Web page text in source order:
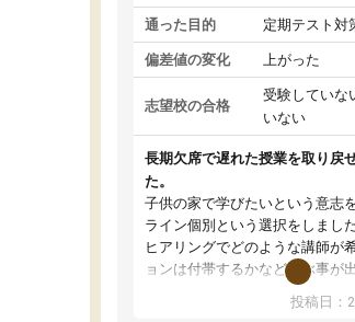
通った目的 定期テスト対
偏差値の変化 上がった
志望校の合格
受験していな
いない
長期欠席で遅れた授業を取り戻
た。
子供の家で学びたいという意志
ライン個別という選択をしました
ヒアリングでどのような講師が
ョンは付帯するかなど選ぶ事が
講師とのマッチング後講師との
グを行い、その講師で良いか他
投稿日：